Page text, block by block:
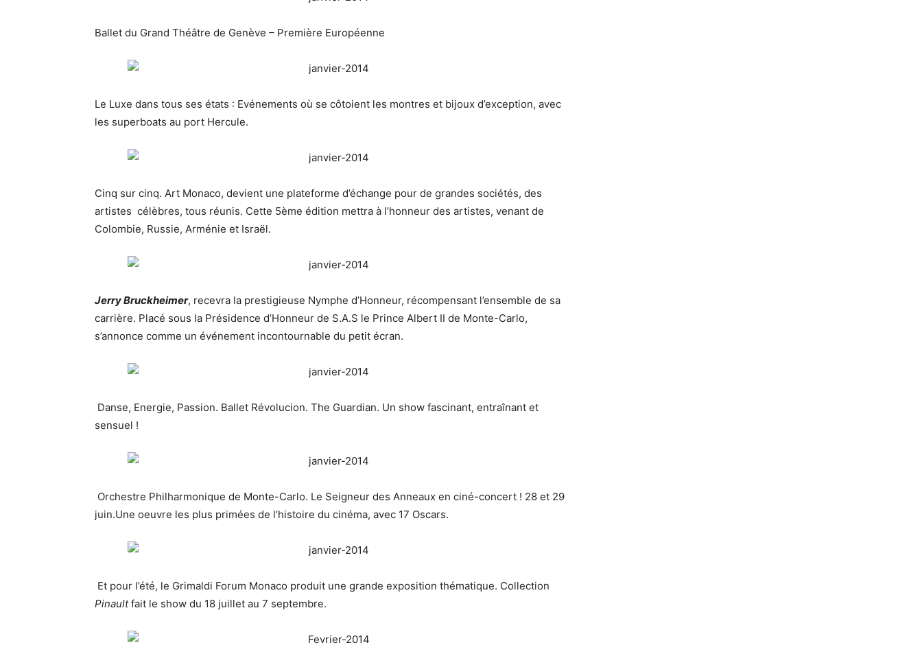
Ballet du Grand Théâtre de Genève – Première Européenne
Le Luxe dans tous ses états : Evénements où se côtoient les montres et bijoux d’exception, avec
les superboats au port Hercule.
Cinq sur cinq. Art Monaco, devient une plateforme d’échange pour de grandes sociétés, des
artistes célèbres, tous réunis. Cette 5ème édition mettra à l’honneur des artistes, venant de
Colombie, Russie, Arménie et Israël.
Jerry Bruckheimer, recevra la prestigieuse Nymphe d’Honneur, récompensant l’ensemble de sa
carrière. Placé sous la Présidence d’Honneur de S.A.S le Prince Albert II de Monte-Carlo,
s’annonce comme un événement incontournable du petit écran.
Danse, Energie, Passion. Ballet Révolucion. The Guardian. Un show fascinant, entraînant et
sensuel !
Orchestre Philharmonique de Monte-Carlo. Le Seigneur des Anneaux en ciné-concert ! 28 et 29
juin.Une oeuvre les plus primées de l’histoire du cinéma, avec 17 Oscars.
Et pour l’été, le Grimaldi Forum Monaco produit une grande exposition thématique. Collection
Pinaultfait le show du 18 juillet au 7 septembre.